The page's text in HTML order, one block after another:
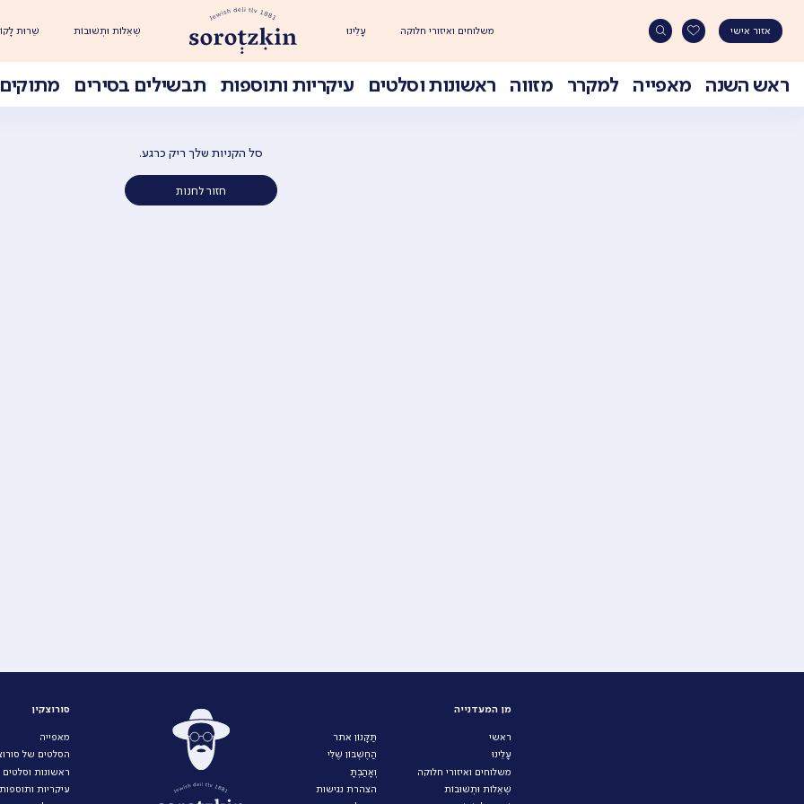
אזור אישי משלוחים ואיזורי חלוקה עָלֵינוּ שְׁאֵלוֹת וּתְשׁוּבוֹת שֵׁרוּת
ראש השנה מאפייה למקרר מזווה ראשונות וסלטים עיקריות ותוספות תבשילים בסירים מתוקים
סל הקניות שלך ריק כרגע.
חזור לחנות
מן המעדנייה
ראשי
עָלֵינוּ
משלוחים ואיזורי חלוקה
שְׁאֵלוֹת וּתְשׁוּבוֹת
תַּקָּנוֹן אתר
הַחֶשְׁבּוֹן שֶׁלִּי
וְאָהַבְתָּ
הצהרת נגישות
סורוצקין
מאפייה
הסלטים של
ראשונות וסלטים
עיקריות ותוספות